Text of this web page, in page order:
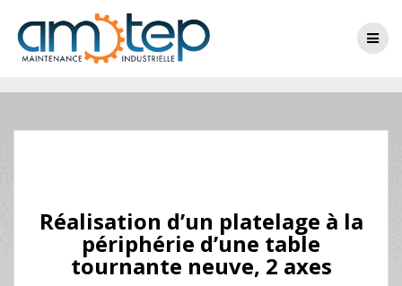
Réalisation d’un platelage à la
périphérie d’une table
tournante neuve, 2 axes